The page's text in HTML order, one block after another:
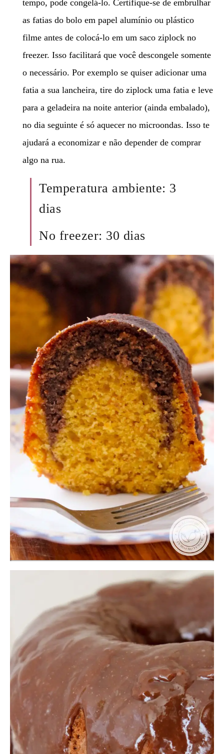
tempo, pode congelá-lo. Certifique-se de embrulhar
as fatias do bolo em papel alumínio ou plástico
filme antes de colocá-lo em um saco ziplock no
freezer. Isso facilitará que você descongele somente
o necessário. Por exemplo se quiser adicionar uma
fatia a sua lancheira, tire do ziplock uma fatia e leve
para a geladeira na noite anterior (ainda embalado),
no dia seguinte é só aquecer no microondas. Isso te
ajudará a economizar e não depender de comprar
algo na rua.
Temperatura ambiente: 3
dias
No freezer: 30 dias